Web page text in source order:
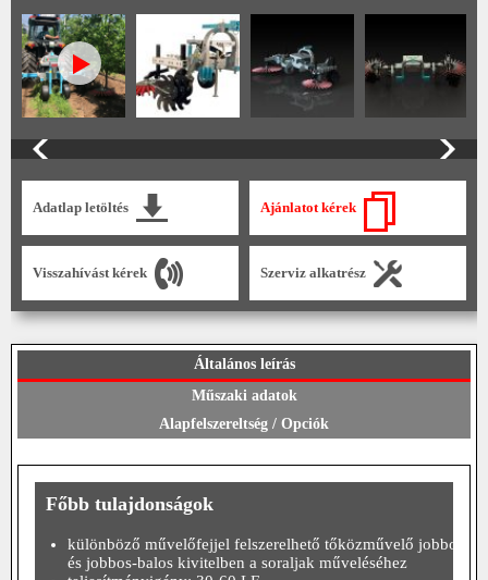
Adatlap letöltés Ajánlatot kérek
Visszahívást kérek Szerviz alkatrész
Általános leírás
Műszaki adatok
Alapfelszereltség / Opciók
Főbb tulajdonságok
különböző művelőfejjel felszerelhető tőközművelő jobbos
és jobbos-balos kivitelben a soraljak műveléséhez